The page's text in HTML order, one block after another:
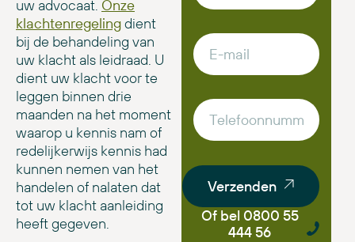
uw advocaat. Onze
klachtenregelingdient
bij de behandeling van
uw klacht als leidraad. U
dient uw klacht voor te
leggen binnen drie
maanden na het moment
waarop u kennis nam of
redelijkerwijs kennis had
kunnen nemen van het
handelen of nalaten dat
tot uw klacht aanleiding
heeft gegeven.
Verzenden
Of bel 0800 55
444 56